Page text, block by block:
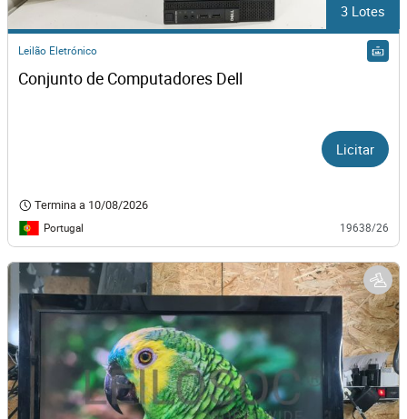
3 Lotes
Leilão Eletrónico
Conjunto de Computadores Dell
Licitar
Termina a 10/08/2026
Portugal 19638/26